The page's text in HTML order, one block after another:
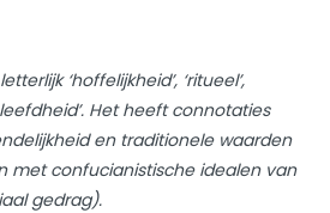
‘hoffelijkheid’, ‘ritueel’,
Het heeft connotaties
en traditionele waarden
met confucianistische idealen van
gedrag).